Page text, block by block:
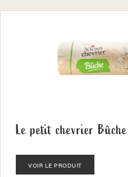
Le petit chevrier Bûche
VOIR LE PRODUIT